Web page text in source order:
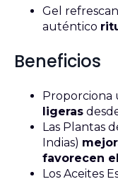
Gel
auténtico
Beneficios
Proporciona
ligeras
Las Plantas
Indias)
favorecen
Los Aceites